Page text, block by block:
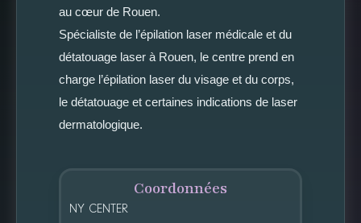
au cœur de Rouen.
Spécialiste de l’épilation laser médicale et du
détatouage laser à Rouen, le centre prend en
charge l’épilation laser du visage et du corps,
le détatouage et certaines indications de laser
dermatologique.
Coordonnées
NY CENTER